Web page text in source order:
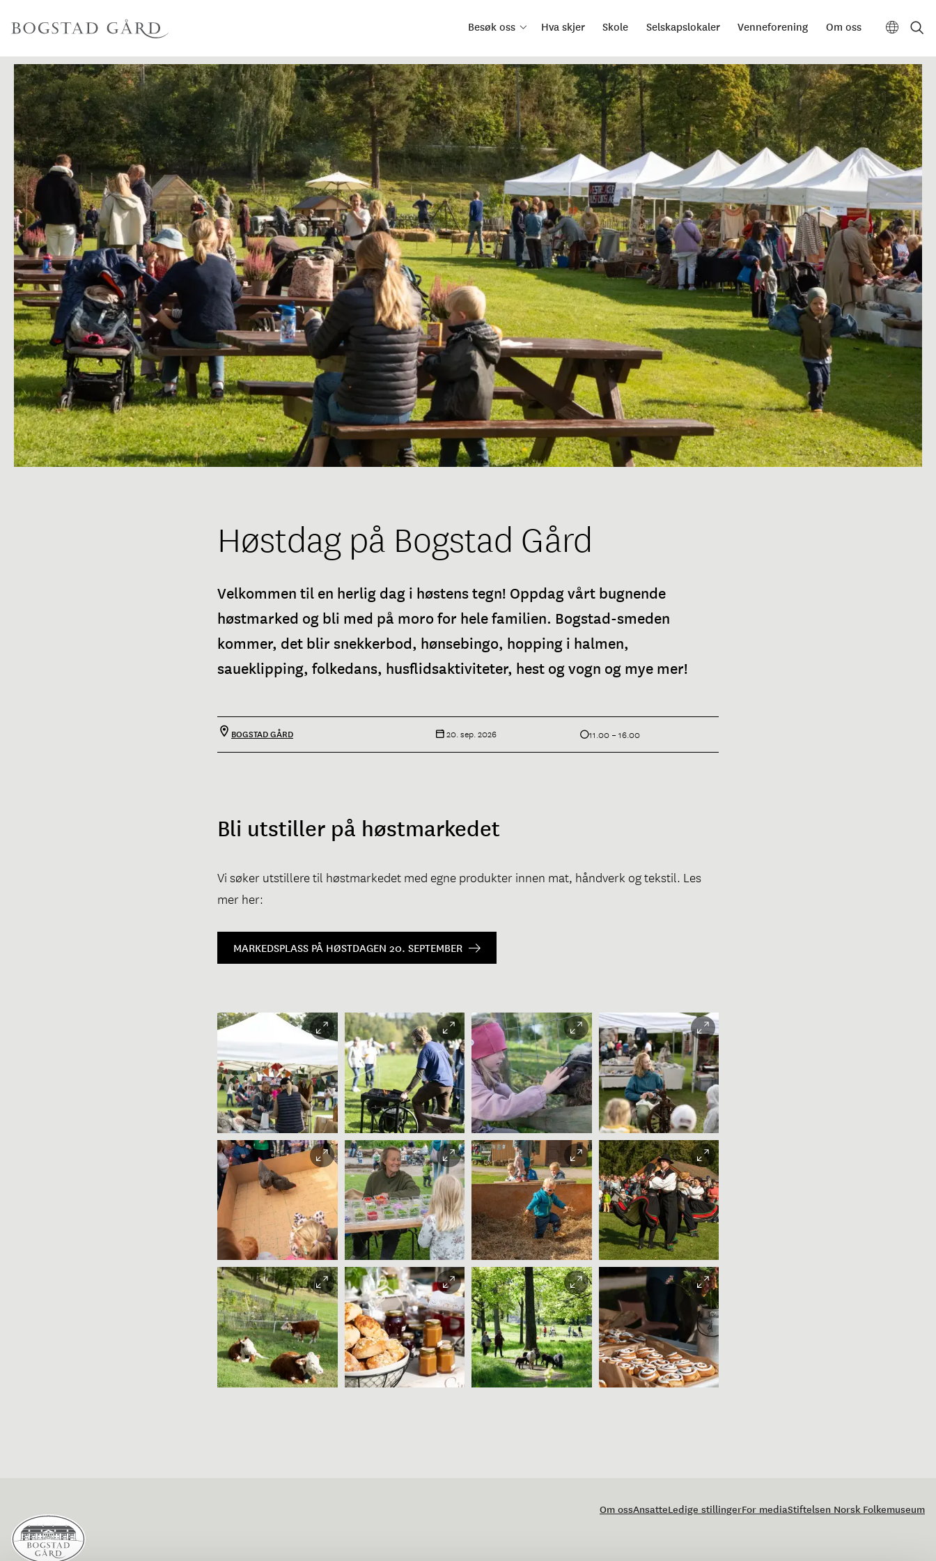
Besøk oss Hva skjer Skole Selskapslokaler Venneforening Om oss
Høstdag på Bogstad Gård
Velkommen til en herlig dag i høstens tegn! Oppdag vårt bugnende
høstmarked og bli med på moro for hele familien. Bogstad-smeden
kommer, det blir snekkerbod, hønsebingo, hopping i halmen,
saueklipping, folkedans, husflidsaktiviteter, hest og vogn og mye mer!
BOGSTAD GÅRD 20. sep. 2026 11.00 – 16.00
Bli utstiller på høstmarkedet
Vi søker utstillere til høstmarkedet med egne produkter innen mat, håndverk og tekstil. Les
mer her:
MARKEDSPLASS PÅ HØSTDAGEN 20. SEPTEMBER
Christian Andre
Strand
Christian Andre
Strand
Beate Kjørslevik |
Christian Andre
Strand
Christian Andre
Strand
Beate Kjørslevik Beate Kjørslevik Beate Kjørslevik
Om ossAnsatteLedige stillingerFor mediaStiftelsen Norsk Folkemuseum